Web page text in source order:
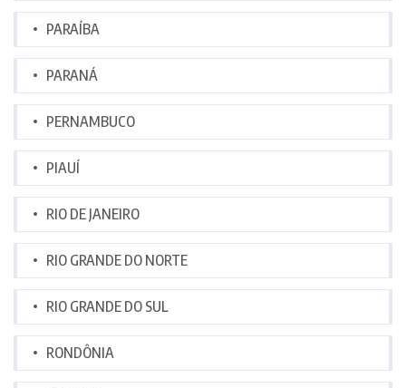
PARAÍBA
PARANÁ
PERNAMBUCO
PIAUÍ
RIO DE JANEIRO
RIO GRANDE DO NORTE
RIO GRANDE DO SUL
RONDÔNIA